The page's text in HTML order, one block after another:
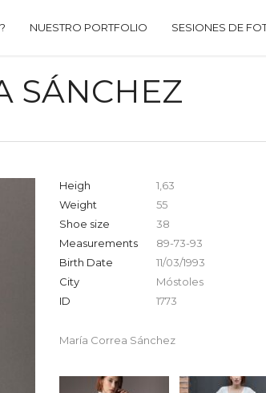
NUESTRO PORTFOLIO SESIONES DE
SÁNCHEZ
Heigh
1,63
Weight
55
Shoe size
38
Measurements
89-73-93
Birth Date
11/03/1993
City
Móstoles
ID
1773
María Correa Sánchez